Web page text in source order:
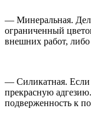
— Минеральная.
ограниченный
внешних работ,
— Силикатная. Если
прекрасную
подверженность к